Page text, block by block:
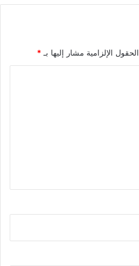
الحقول الإلزامية مشار إليها بـ *